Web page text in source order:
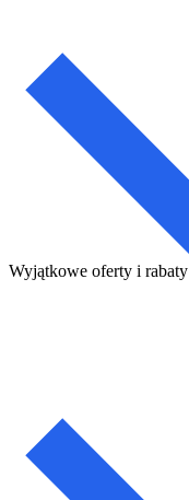
Wyjątkowe oferty i rabaty